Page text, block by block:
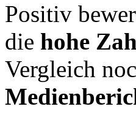
Positiv
die hohe
Vergleich